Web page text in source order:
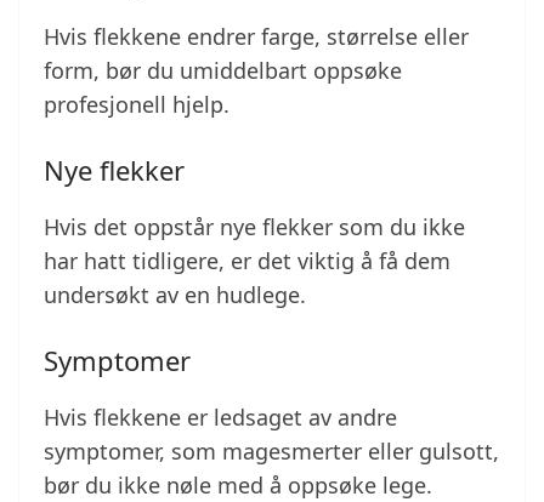
Hvis flekkene endrer farge, størrelse eller
form, bør du umiddelbart oppsøke
profesjonell hjelp.
Nye flekker
Hvis det oppstår nye flekker som du ikke
har hatt tidligere, er det viktig å få dem
undersøkt av en hudlege.
Symptomer
Hvis flekkene er ledsaget av andre
symptomer, som magesmerter eller gulsott,
bør du ikke nøle med å oppsøke lege.